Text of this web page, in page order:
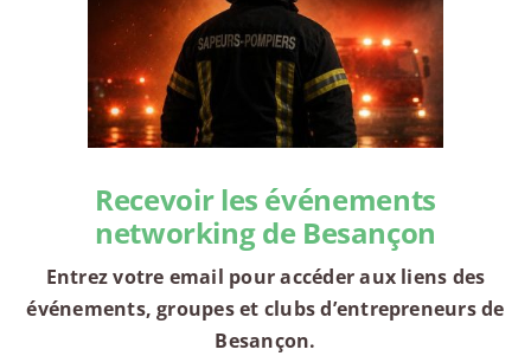
Recevoir les événements
networking de Besançon
Entrez votre email pour accéder aux liens des
événements, groupes et clubs d’entrepreneurs de
Besançon.